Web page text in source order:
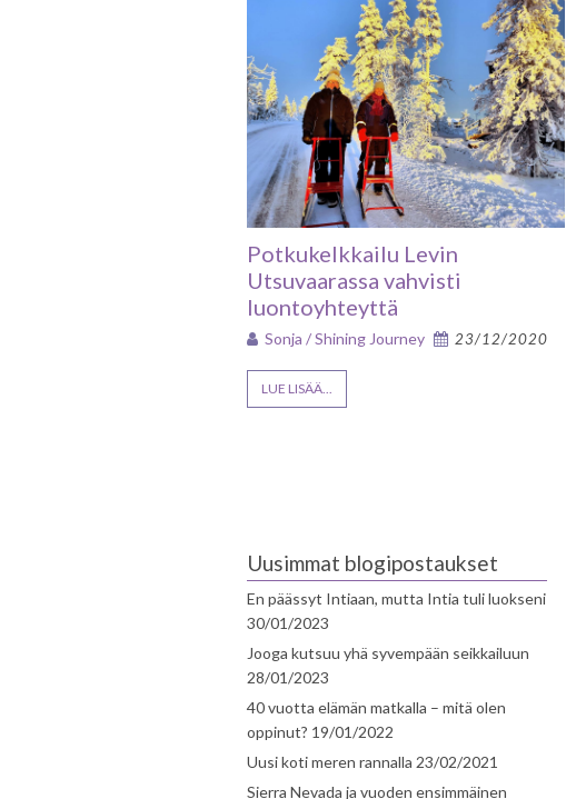
Potkukelkkailu Levin
Utsuvaarassa vahvisti
luontoyhteyttä
Sonja / Shining Journey 23/12/2020
LUE LISÄÄ...
Uusimmat blogipostaukset
En päässyt Intiaan, mutta Intia tuli luokseni
30/01/2023
Jooga kutsuu yhä syvempään seikkailuun
28/01/2023
40 vuotta elämän matkalla – mitä olen
oppinut? 19/01/2022
Uusi koti meren rannalla 23/02/2021
Sierra Nevada ja vuoden ensimmäinen